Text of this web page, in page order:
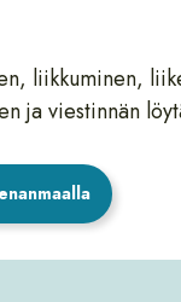
liikkuminen,
ja viestinnän